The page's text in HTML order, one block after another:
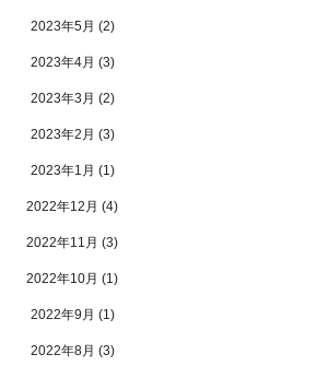
2023年5月 (2)
2023年4月 (3)
2023年3月 (2)
2023年2月 (3)
2023年1月 (1)
2022年12月 (4)
2022年11月 (3)
2022年10月 (1)
2022年9月 (1)
2022年8月 (3)